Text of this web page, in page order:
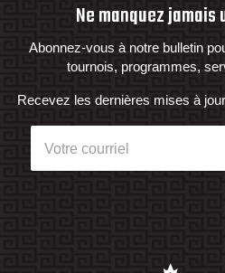
Ne manquez jamais
Abonnez-vous à notre bulletin
tournois, programmes,
Recevez les dernières mises à